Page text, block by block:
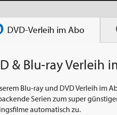
DVD-Verleih im Abo
& Blu-ray Verleih
Blu-ray und DVD Verleih im
Serien zum super
automatisch zu.